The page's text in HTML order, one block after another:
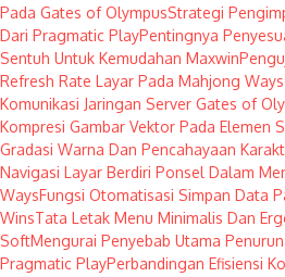
Pada Gates of OlympusStrategi
Dari Pragmatic PlayPentingnya
Sentuh Untuk Kemudahan Maxwin
Refresh Rate Layar Pada Mahjong
Komunikasi Jaringan Server Gates of
Kompresi Gambar Vektor Pada Elemen
Gradasi Warna Dan Pencahayaan
Navigasi Layar Berdiri Ponsel Dalam
WaysFungsi Otomatisasi Simpan Data
WinsTata Letak Menu Minimalis Dan
SoftMengurai Penyebab Utama
Pragmatic PlayPerbandingan Efisiensi